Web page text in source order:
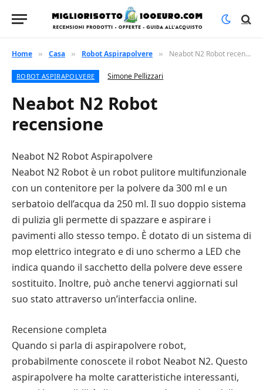
Home » Casa » Robot Aspirapolvere » Neabot N2 Robot recensione
ROBOT ASPIRAPOLVERE Simone Pellizzari
Neabot N2 Robot
recensione
Neabot N2 Robot Aspirapolvere
Neabot N2 Robot è un robot pulitore multifunzionale
con un contenitore per la polvere da 300 ml e un
serbatoio dell’acqua da 250 ml. Il suo doppio sistema
di pulizia gli permette di spazzare e aspirare i
pavimenti allo stesso tempo. È dotato di un sistema di
mop elettrico integrato e di uno schermo a LED che
indica quando il sacchetto della polvere deve essere
sostituito. Inoltre, può anche tenervi aggiornati sul
suo stato attraverso un’interfaccia online.
Recensione completa
Quando si parla di aspirapolvere robot,
probabilmente conoscete il robot Neabot N2. Questo
aspirapolvere ha molte caratteristiche interessanti,